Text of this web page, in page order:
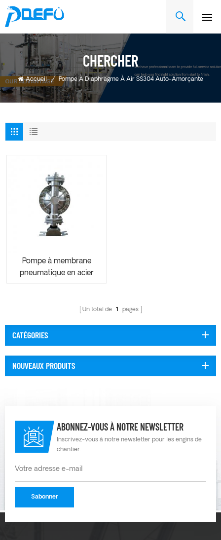
CHERCHER
Accueil / Pompe À Diaphragme À Air SS304 Auto-Amorçante
Pompe à membrane
pneumatique en acier
Un total de 1 pages
CATÉGORIES
NOUVEAUX PRODUITS
ABONNEZ-VOUS À NOTRE NEWSLETTER
Inscrivez-vous à notre newsletter pour les engins de
chantier.